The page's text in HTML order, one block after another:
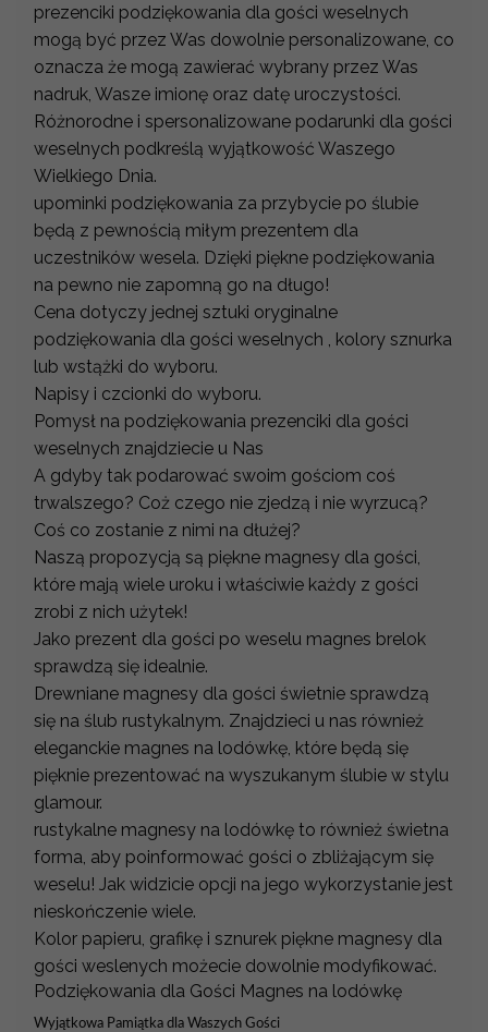
prezenciki podziękowania dla gości weselnych
mogą być przez Was dowolnie personalizowane, co
oznacza że mogą zawierać wybrany przez Was
nadruk, Wasze imionę oraz datę uroczystości.
Różnorodne i spersonalizowane podarunki dla gości
weselnych podkreślą wyjątkowość Waszego
Wielkiego Dnia.
upominki podziękowania za przybycie po ślubie
będą z pewnością miłym prezentem dla
uczestników wesela. Dzięki piękne podziękowania
na pewno nie zapomną go na długo!
Cena dotyczy jednej sztuki oryginalne
podziękowania dla gości weselnych , kolory sznurka
lub wstążki do wyboru.
Napisy i czcionki do wyboru.
Pomysł na podziękowania prezenciki dla gości
weselnych znajdziecie u Nas
A gdyby tak podarować swoim gościom coś
trwalszego? Coż czego nie zjedzą i nie wyrzucą?
Coś co zostanie z nimi na dłużej?
Naszą propozycją są piękne magnesy dla gości,
które mają wiele uroku i właściwie każdy z gości
zrobi z nich użytek!
Jako prezent dla gości po weselu magnes brelok
sprawdzą się idealnie.
Drewniane magnesy dla gości świetnie sprawdzą
się na ślub rustykalnym. Znajdzieci u nas również
eleganckie magnes na lodówkę, które będą się
pięknie prezentować na wyszukanym ślubie w stylu
glamour.
rustykalne magnesy na lodówkę to również świetna
forma, aby poinformować gości o zbliżającym się
weselu! Jak widzicie opcji na jego wykorzystanie jest
nieskończenie wiele.
Kolor papieru, grafikę i sznurek piękne magnesy dla
gości weslenych możecie dowolnie modyfikować.
Podziękowania dla Gości Magnes na lodówkę
Wyjątkowa Pamiątka dla Waszych Gości